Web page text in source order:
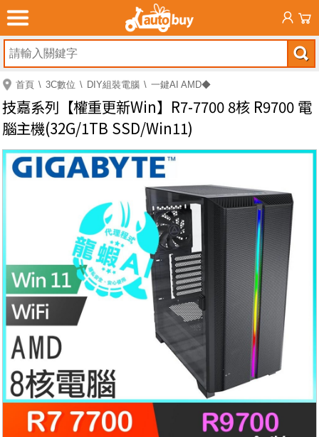
首頁 3C數位 DIY組裝電腦 一鍵AI AMD◆
技嘉系列【權重更新Win】R7-7700 8核 R9700 電
腦主機(32G/1TB SSD/Win11)